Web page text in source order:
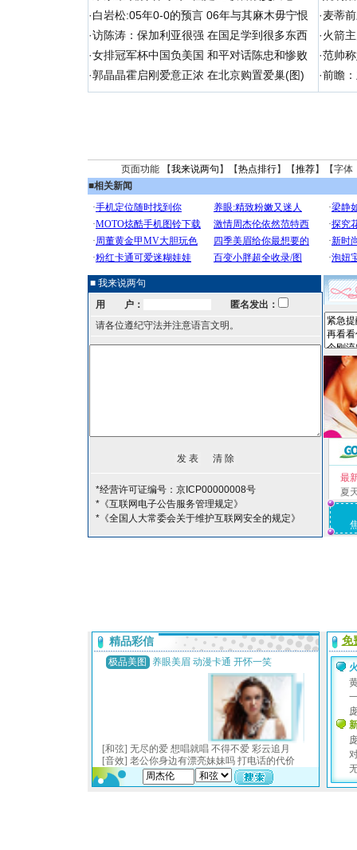
·白岩松:05年0-0的预言 06年与其麻木毋宁恨
·访陈涛：保加利亚很强 在国足学到很多东西
·女排冠军杯中国负美国 和平对话陈忠和惨败
·郭晶晶霍启刚爱意正浓 在北京购置爱巢(图)
·麦蒂
·火箭
·范帅
·前瞻
页面功能 【我来说两句 】【热点排行】【推荐】【字体
■相关新闻
■ 我来说两句
用 户：
匿名发出：
请各位遵纪守法并注意语言文明。
*经营许可证编号：京ICP00000008号
*《互联网电子公告服务管理规定》
*《全国人大常委会关于维护互联网安全的规定》
最
夏